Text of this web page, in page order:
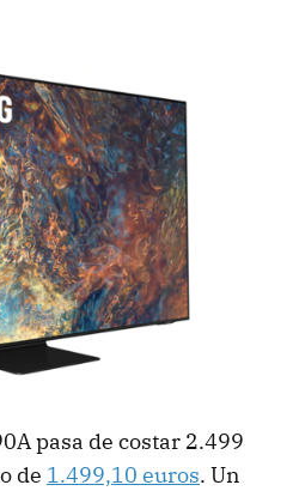
pasa de costar 2.499
de 1.499,10 euros. Un